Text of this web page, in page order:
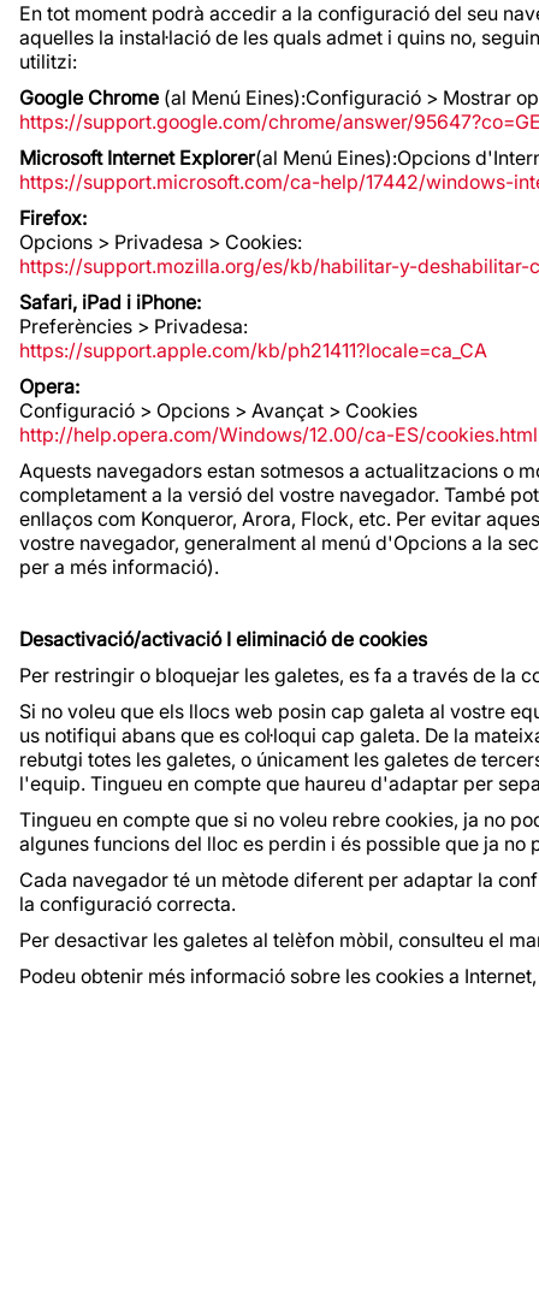
En tot moment podrà accedir a la configuració del seu
aquelles la instal·lació de les quals admet i quins no,
utilitzi:
Google Chrome (al Menú Eines):Configuració > Mostrar
https://support.google.com/chrome/answer/
Microsoft Internet Explorer(al Menú Eines):Opcions
https://support.microsoft.com/ca-help/17442/windows-
Firefox:
Opcions > Privadesa > Cookies:
https://support.mozilla.org/es/kb/habilitar-y-
Safari, iPad i iPhone:
Preferències > Privadesa:
https://support.apple.com/kb/ph21411?locale=ca_CA
Opera:
Configuració > Opcions > Avançat > Cookies
http://help.opera.com/Windows/12.00/ca-ES/cookies.html
Aquests navegadors estan sotmesos a actualitzacions o
completament a la versió del vostre navegador. També
enllaços com Konqueror, Arora, Flock, etc. Per evitar
vostre navegador, generalment al menú d'Opcions a la
per a més informació).
Desactivació/activació I eliminació de cookies
Per restringir o bloquejar les galetes, es fa a través de la
Si no voleu que els llocs web posin cap galeta al vostre
us notifiqui abans que es col·loqui cap galeta. De la
rebutgi totes les galetes, o únicament les galetes de
l'equip. Tingueu en compte que haureu d'adaptar per
Tingueu en compte que si no voleu rebre cookies, ja no
algunes funcions del lloc es perdin i és possible que ja
Cada navegador té un mètode diferent per adaptar la
la configuració correcta.
Per desactivar les galetes al telèfon mòbil, consulteu el
Podeu obtenir més informació sobre les cookies a